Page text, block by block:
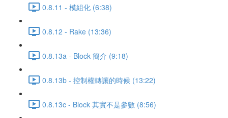
0.8.11 - 模組化 (6:38)
0.8.12 - Rake (13:36)
0.8.13a - Block 簡介 (9:18)
0.8.13b - 控制權轉讓的時候 (13:22)
0.8.13c - Block 其實不是參數 (8:56)